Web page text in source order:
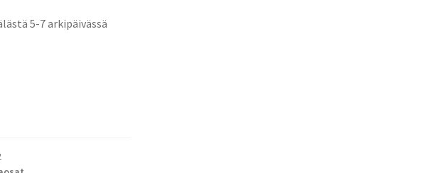
5-7 arkipäivässä